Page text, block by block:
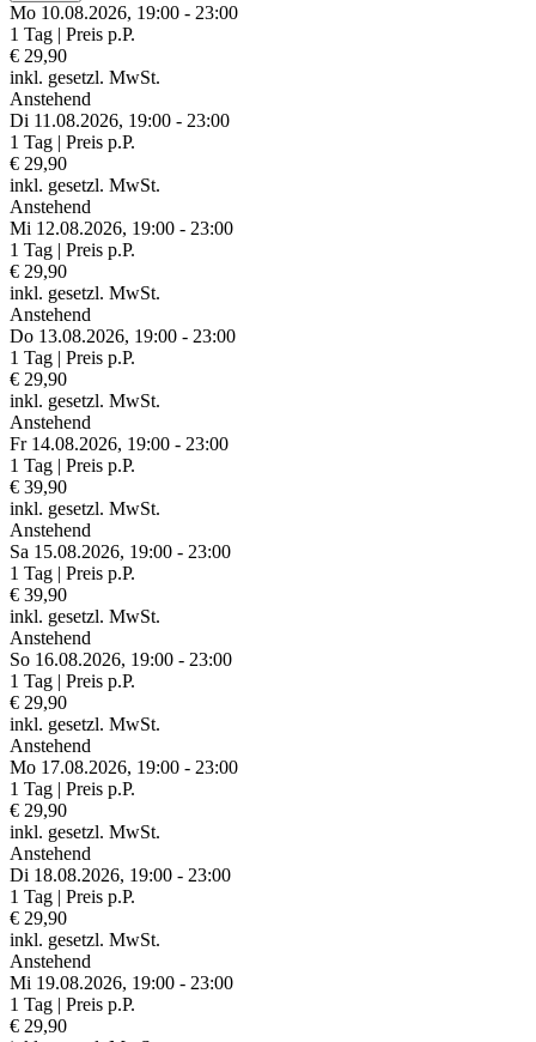
Mo 10.08.2026, 19:00 - 23:00
1 Tag | Preis p.P.
€ 29,90
inkl. gesetzl. MwSt.
Anstehend
Di 11.08.2026, 19:00 - 23:00
1 Tag | Preis p.P.
€ 29,90
inkl. gesetzl. MwSt.
Anstehend
Mi 12.08.2026, 19:00 - 23:00
1 Tag | Preis p.P.
€ 29,90
inkl. gesetzl. MwSt.
Anstehend
Do 13.08.2026, 19:00 - 23:00
1 Tag | Preis p.P.
€ 29,90
inkl. gesetzl. MwSt.
Anstehend
Fr 14.08.2026, 19:00 - 23:00
1 Tag | Preis p.P.
€ 39,90
inkl. gesetzl. MwSt.
Anstehend
Sa 15.08.2026, 19:00 - 23:00
1 Tag | Preis p.P.
€ 39,90
inkl. gesetzl. MwSt.
Anstehend
So 16.08.2026, 19:00 - 23:00
1 Tag | Preis p.P.
€ 29,90
inkl. gesetzl. MwSt.
Anstehend
Mo 17.08.2026, 19:00 - 23:00
1 Tag | Preis p.P.
€ 29,90
inkl. gesetzl. MwSt.
Anstehend
Di 18.08.2026, 19:00 - 23:00
1 Tag | Preis p.P.
€ 29,90
inkl. gesetzl. MwSt.
Anstehend
Mi 19.08.2026, 19:00 - 23:00
1 Tag | Preis p.P.
€ 29,90